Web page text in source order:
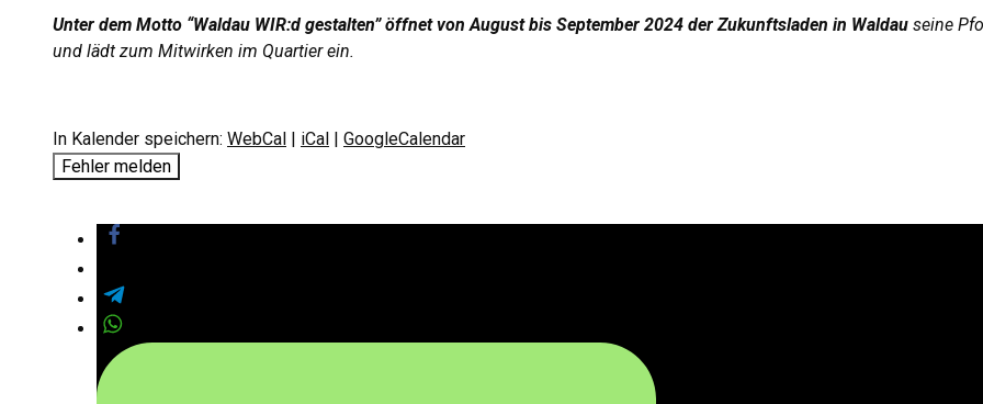
Unter dem Motto “Waldau WIR:d gestalten” öffnet von August bis September 2024 der Zukunftsladen in Waldau seine
und lädt zum Mitwirken im Quartier ein.
In Kalender speichern: WebCal | iCal | GoogleCalendar
Fehler melden